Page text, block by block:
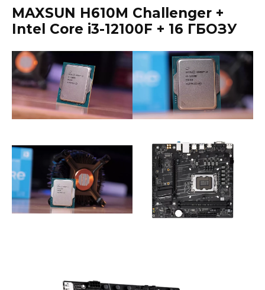
MAXSUN H610M Challenger +
Intel Core i3-12100F + 16 ГБОЗУ